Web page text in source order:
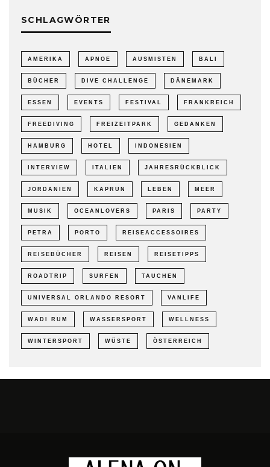
SCHLAGWÖRTER
AMERIKA APNOE AUSMISTEN BALI
BÜCHER DIVE CHALLENGE DÄNEMARK
ESSEN EVENTS FESTIVAL FRANKREICH
FREEDIVING FREIZEITPARK GEDANKEN
HAMBURG HOTEL INDONESIEN
INTERVIEW ITALIEN JAHRESRÜCKBLICK
JORDANIEN KAPRUN LEBEN MEER
MUSIK OCEANLOVERS PARIS PARTY
PETRA PORTO REISEACCESSOIRES
REISEBÜCHER REISEN REISETIPPS
ROADTRIP SURFEN TAUCHEN
UNIVERSAL ORLANDO RESORT VANLIFE
WADI RUM WASSERSPORT WELLNESS
WINTERSPORT WÜSTE ÖSTERREICH